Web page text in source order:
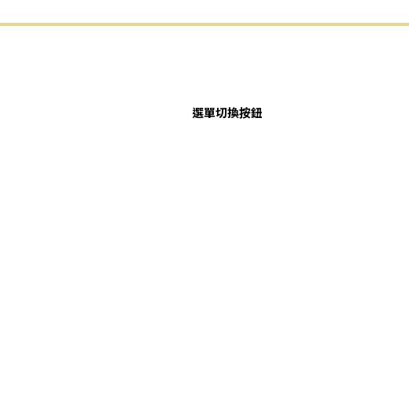
選單切換按鈕